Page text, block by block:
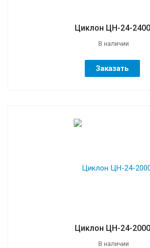
Циклон ЦН-24-2400
В наличии
Заказать
Циклон ЦН-24-2000
В наличии